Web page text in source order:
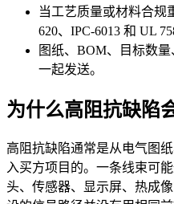
当工艺质量或材料合规
620、IPC-6013 和 UL
图纸、BOM、目标数
一起发送。
为什么高阻抗缺陷
高阻抗缺陷通常是从电气图
入买方项目的。一条线束可
头、传感器、显示屏、热成